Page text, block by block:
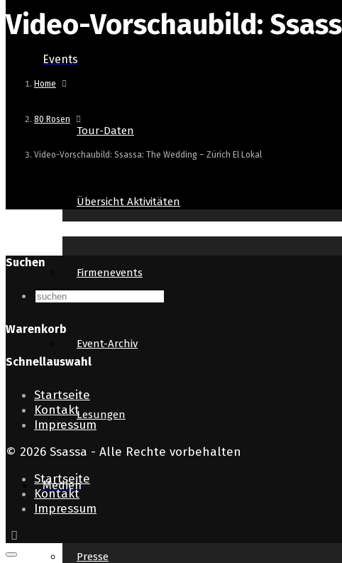
Events
Tour-Daten
Übersicht Aktivitäten
Firmenevents
Event-Archiv
Lesungen
Medien
Presse
Video-Vorschaubild:
Home
80 Rosen
Video-Vorschaubild: Ssassa: The Wedding – Zürich El Lokal
Suchen
Warenkorb
Schnellauswahl
Startseite
Kontakt
Impressum
© 2026 Ssassa - Alle Rechte vorbehalten
Startseite
Kontakt
Impressum